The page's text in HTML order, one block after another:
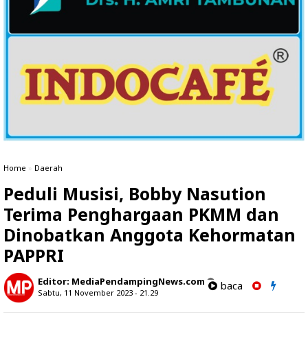
Home » Daerah
Peduli Musisi, Bobby Nasution
Terima Penghargaan PKMM dan
Dinobatkan Anggota Kehormatan
PAPPRI
Editor: MediaPendampingNews.com
Sabtu, 11 November 2023 - 21.29
baca